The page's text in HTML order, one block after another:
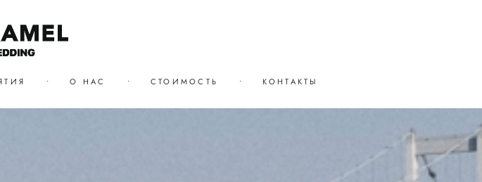
• О НАС • СТОИМОСТЬ • КОНТАКТЫ